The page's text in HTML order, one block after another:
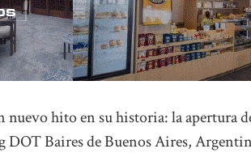
hito en su historia: la apertura
DOT Baires de Buenos Aires,